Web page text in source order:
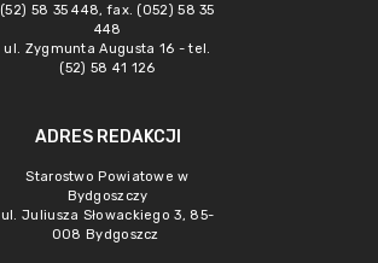
(52) 58 35 448, fax. (052) 58 35
448
ul. Zygmunta Augusta 16 - tel.
(52) 58 41 126
ADRES REDAKCJI
Starostwo Powiatowe w
Bydgoszczy
ul. Juliusza Słowackiego 3, 85-
008 Bydgoszcz